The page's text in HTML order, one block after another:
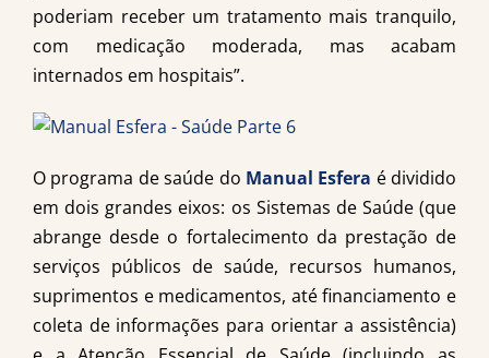
poderiam receber um tratamento mais tranquilo,
com medicação moderada, mas acabam
internados em hospitais”.
O programa de saúde do Manual Esfera é dividido
em dois grandes eixos: os Sistemas de Saúde (que
abrange desde o fortalecimento da prestação de
serviços públicos de saúde, recursos humanos,
suprimentos e medicamentos, até financiamento e
coleta de informações para orientar a assistência)